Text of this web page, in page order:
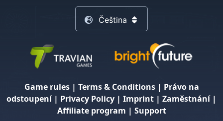
Čeština
Game rules| Terms & Conditions| Právo na
odstoupení| Privacy Policy | Imprint | Zaměstnání|
Affiliate program | Support